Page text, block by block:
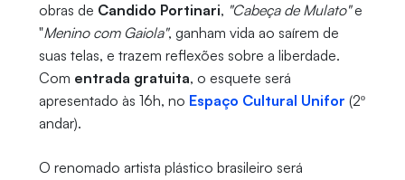
obras de Candido Portinari, "Cabeça de Mulato"e
"Menino com Gaiola", ganham vida ao saírem de
suas telas, e trazem reflexões sobre a liberdade.
Com entrada gratuita, o esquete será
apresentado às 16h, no Espaço Cultural Unifor (2º
andar).
O renomado artista plástico brasileiro será